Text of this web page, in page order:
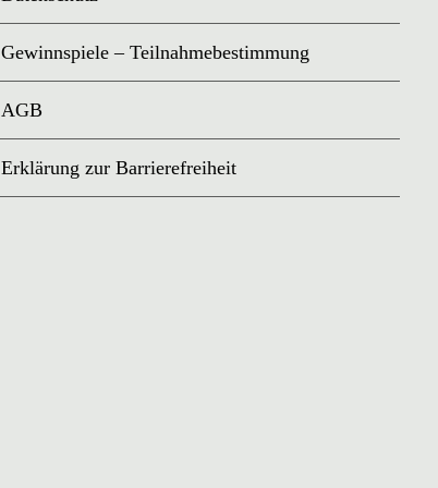
Gewinnspiele – Teilnahmebestimmung
AGB
Erklärung zur Barrierefreiheit